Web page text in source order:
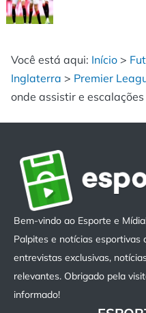
Você está aqui: Início >
Inglaterra > Premier
onde assistir e
Bem-vindo ao Esporte e
Palpites e notícias esportivas
entrevistas exclusivas,
relevantes. Obrigado pela
informado!